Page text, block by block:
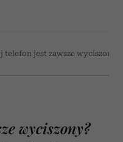
telefon jest zawsze
wyciszony?